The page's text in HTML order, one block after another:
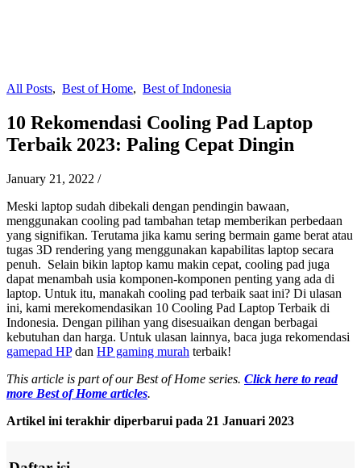
All Posts, Best of Home, Best of Indonesia
10 Rekomendasi Cooling Pad Laptop
Terbaik 2023: Paling Cepat Dingin
January 21, 2022 /
Meski laptop sudah dibekali dengan pendingin bawaan,
menggunakan cooling pad tambahan tetap memberikan perbedaan
yang signifikan. Terutama jika kamu sering bermain game berat atau
tugas 3D rendering yang menggunakan kapabilitas laptop secara
penuh. Selain bikin laptop kamu makin cepat, cooling pad juga
dapat menambah usia komponen-komponen penting yang ada di
laptop. Untuk itu, manakah cooling pad terbaik saat ini? Di ulasan
ini, kami merekomendasikan 10 Cooling Pad Laptop Terbaik di
Indonesia. Dengan pilihan yang disesuaikan dengan berbagai
kebutuhan dan harga. Untuk ulasan lainnya, baca juga rekomendasi
gamepad HPdan HP gaming murah terbaik!
This article is part of our Best of Home series. Click here to read
more Best of Home articles.
Artikel ini terakhir diperbarui pada 21 Januari 2023